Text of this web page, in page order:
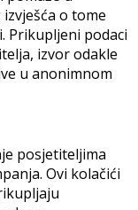
o tome
Prikupljeni podaci
izvor odakle
u anonimnom
posjetiteljima
Ovi kolačići